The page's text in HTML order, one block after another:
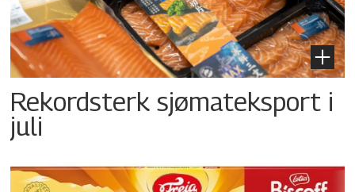
Rekordsterk sjømateksport i
juli